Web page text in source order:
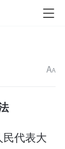
AA
民代表大